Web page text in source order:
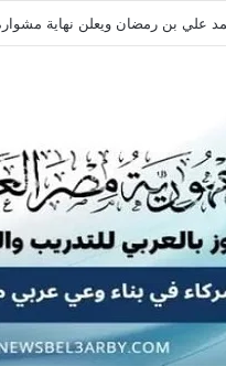
علي بن رمضان ويعلن نهاية مشواره